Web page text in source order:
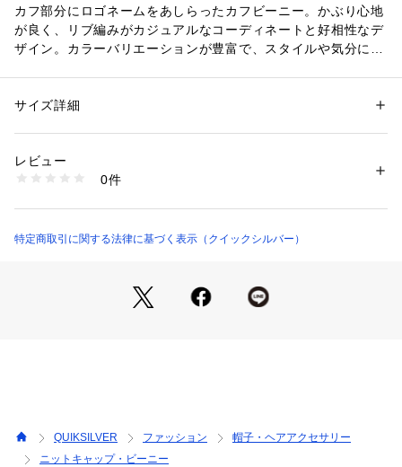
カフ部分にロゴネームをあしらったカフビーニー。かぶり心地
が良く、リブ編みがカジュアルなコーディネートと好相性なデ
ザイン。カラーバリエーションが豊富で、スタイルや気分に合
性別：メンズ
プ・ビーニー
1120000043008
サイズ詳細
レビュー
0件
特定商取引に関する法律に基づく表示（クイックシルバー）
QUIKSILVER ファッション
帽子・ヘアアクセサリー
ニットキャップ・ビーニー